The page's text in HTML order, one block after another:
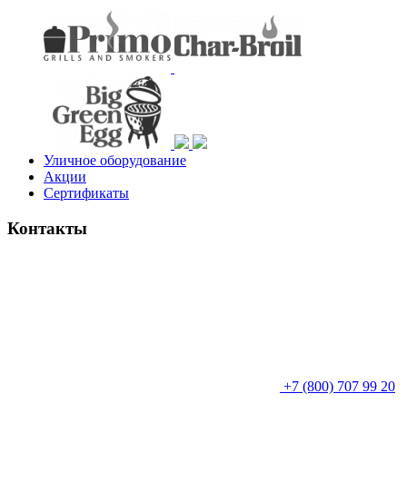
Уличное оборудование
Акции
Сертификаты
Контакты
+7 (800) 707 99 20